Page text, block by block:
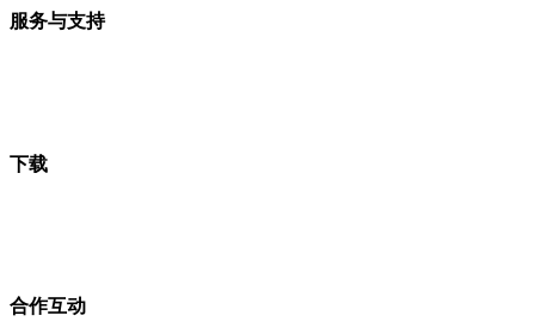
服务与支持
下载
合作互动